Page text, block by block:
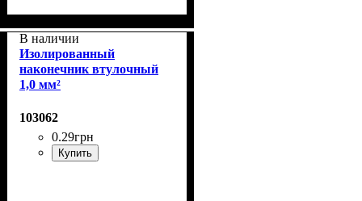
В наличии
Изолированный
наконечник втулочный
1,0 мм²
103062
0.29грн
Купить